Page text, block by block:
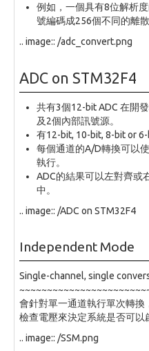
例如，一個具有8位解析
號編碼成256個不同的離
.. image:: /adc_convert.png
ADC on STM32F4
共有3個12-bit ADC 在開
及2個內部訊號源。
有12-bit, 10-bit, 8-bit or
每個通道的A/D轉換可以
執行。
ADC的結果可以左對齊或
中。
.. image:: /ADC on STM32F4
Independent Mode
Single-channel, single
會針對單一通道執行單次轉換
檢查電壓來決定系統是否可以
.. image:: /SSM.png